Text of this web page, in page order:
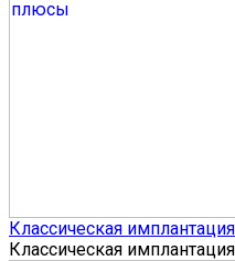
Классическая
Классическая